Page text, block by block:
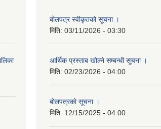
बोलपत्र स्वीकृतको सूचना ।
मिति: 03/11/2026 - 03:30
आर्थिक प्रस्ताब खोल्ने सम्बन्धी सूचना ।
मिति: 02/23/2026 - 04:00
बोलपत्रको सूचना ।
मिति: 12/15/2025 - 04:00